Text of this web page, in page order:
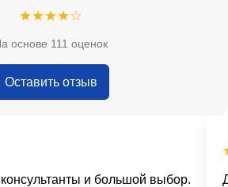
★★★★☆
основе 111 оценок
Оставить отзыв
и большой выбор.